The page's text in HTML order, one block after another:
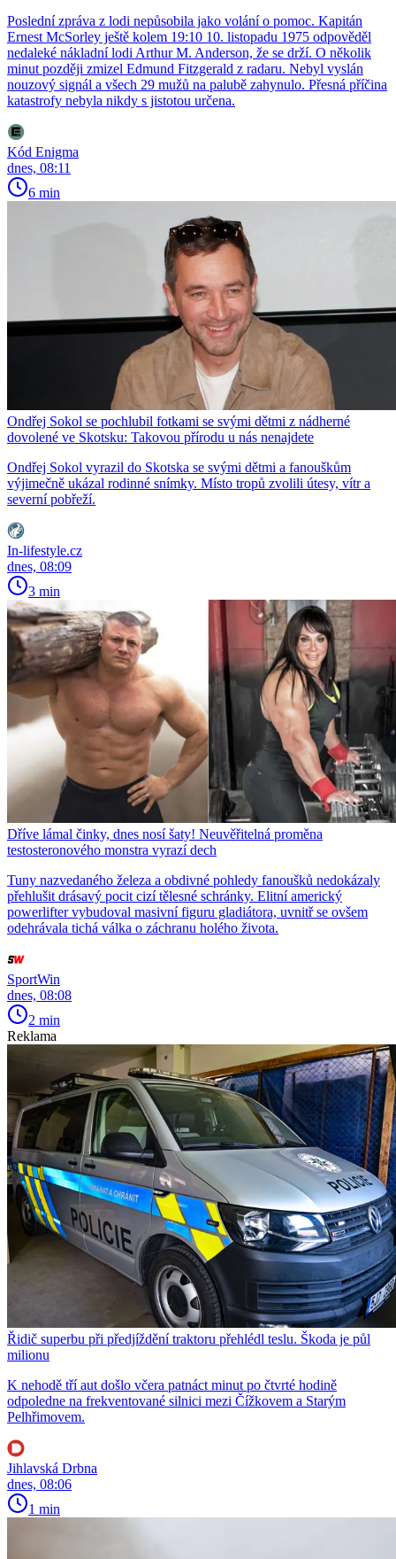
Poslední zpráva z lodi nepůsobila jako volání o pomoc. Kapitán
Ernest McSorley ještě kolem 19:10 10. listopadu 1975 odpověděl
nedaleké nákladní lodi Arthur M. Anderson, že se drží. O několik
minut později zmizel Edmund Fitzgerald z radaru. Nebyl vyslán
nouzový signál a všech 29 mužů na palubě zahynulo. Přesná příčina
katastrofy nebyla nikdy s jistotou určena.
Kód Enigma
dnes, 08:11
6 min
Ondřej Sokol se pochlubil fotkami se svými dětmi z nádherné
dovolené ve Skotsku: Takovou přírodu u nás nenajdete
Ondřej Sokol vyrazil do Skotska se svými dětmi a fanouškům
výjimečně ukázal rodinné snímky. Místo tropů zvolili útesy, vítr a
severní pobřeží.
In-lifestyle.cz
dnes, 08:09
3 min
Dříve lámal činky, dnes nosí šaty! Neuvěřitelná proměna
testosteronového monstra vyrazí dech
Tuny nazvedaného železa a obdivné pohledy fanoušků nedokázaly
přehlušit drásavý pocit cizí tělesné schránky. Elitní americký
powerlifter vybudoval masivní figuru gladiátora, uvnitř se ovšem
odehrávala tichá válka o záchranu holého života.
SportWin
dnes, 08:08
2 min
Reklama
Řidič superbu při předjíždění traktoru přehlédl teslu. Škoda je půl
milionu
K nehodě tří aut došlo včera patnáct minut po čtvrté hodině
odpoledne na frekventované silnici mezi Čížkovem a Starým
Pelhřimovem.
Jihlavská Drbna
dnes, 08:06
1 min